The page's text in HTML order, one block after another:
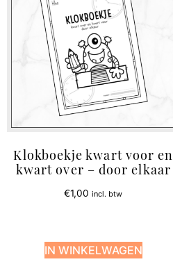
Klokboekje kwart voor en
kwart over – door elkaar
€1,00 incl. btw
IN WINKELWAGEN